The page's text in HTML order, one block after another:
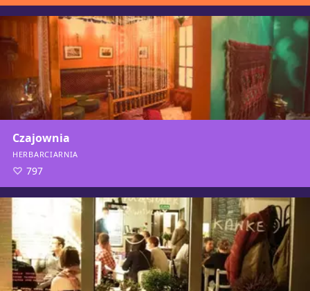
Czajownia
HERBARCIARNIA
797